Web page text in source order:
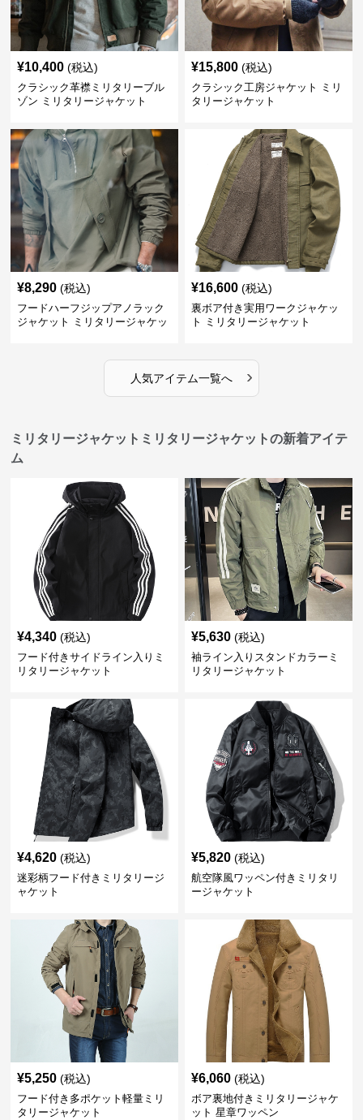
¥10,400 (税込)
クラシック革襟ミリタリーブル
ゾン ミリタリージャケット
¥15,800 (税込)
クラシック工房ジャケット ミリ
タリージャケット
¥8,290 (税込)
フードハーフジップアノラック
ジャケット ミリタリージャケッ
¥16,600 (税込)
裏ボア付き実用ワークジャケッ
ト ミリタリージャケット
人気アイテム一覧へ ›
ミリタリージャケットミリタリージャケットの新着アイテ
ム
¥4,340 (税込)
フード付きサイドライン入りミ
リタリージャケット
¥5,630 (税込)
袖ライン入りスタンドカラーミ
リタリージャケット
¥4,620 (税込)
迷彩柄フード付きミリタリージ
ャケット
¥5,820 (税込)
航空隊風ワッペン付きミリタリ
ージャケット
¥5,250 (税込)
フード付き多ポケット軽量ミリ
タリージャケット
¥6,060 (税込)
ボア裏地付きミリタリージャケ
ット 星章ワッペン